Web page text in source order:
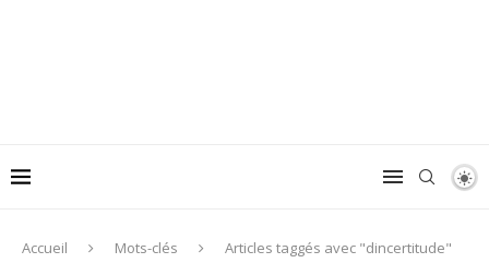
Accueil Mots-clés Articles taggés avec "dincertitude"